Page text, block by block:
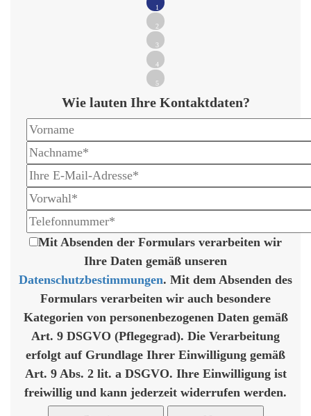
1
2
3
4
5
Wie lauten Ihre Kontaktdaten?
Mit Absenden der Formulars verarbeiten wir
Ihre Daten gemäß unseren
Datenschutzbestimmungen. Mit dem Absenden des
Formulars verarbeiten wir auch besondere
Kategorien von personenbezogenen Daten gemäß
Art. 9 DSGVO (Pflegegrad). Die Verarbeitung
erfolgt auf Grundlage Ihrer Einwilligung gemäß
Art. 9 Abs. 2 lit. a DSGVO. Ihre Einwilligung ist
freiwillig und kann jederzeit widerrufen werden.